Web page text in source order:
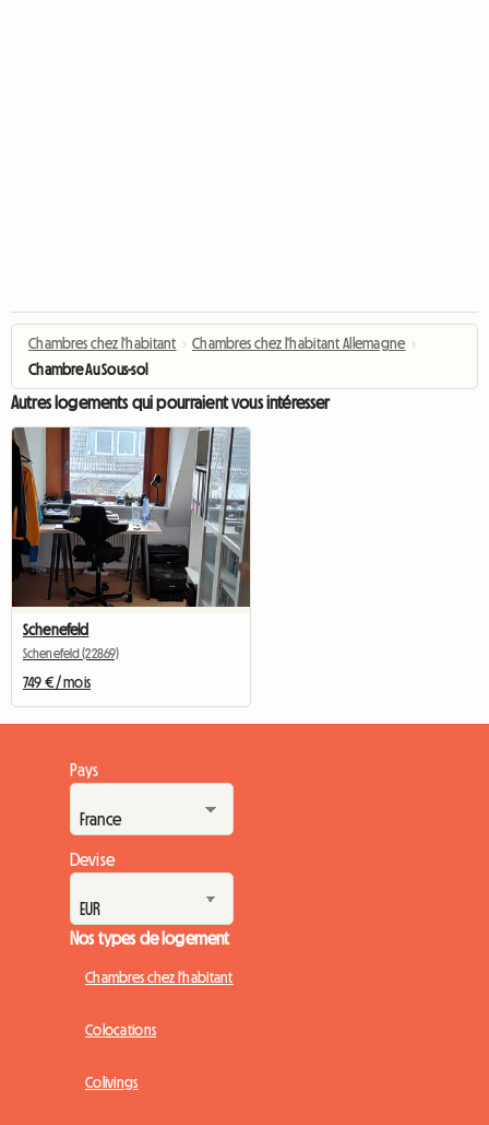
Chambres chez l'habitant › Chambres chez l'habitant Allemagne ›
Chambre Au Sous-sol
Autres logements qui pourraient vous intéresser
Schenefeld
Schenefeld (22869)
749 € / mois
Pays
Devise
Nos types de logement
Chambres chez l'habitant
Colocations
Colivings